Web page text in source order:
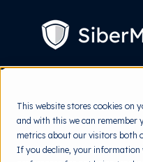
This website stores cookies on
and with this we can remember
metrics about our visitors both
If you decline, your information
CONTENT